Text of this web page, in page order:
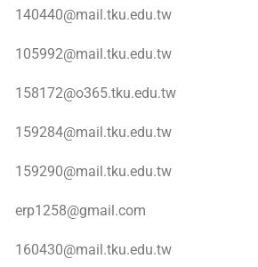
140440@mail.tku.edu.tw
105992@mail.tku.edu.tw
158172@o365.tku.edu.tw
159284@mail.tku.edu.tw
159290@mail.tku.edu.tw
erp1258@gmail.com
160430@mail.tku.edu.tw